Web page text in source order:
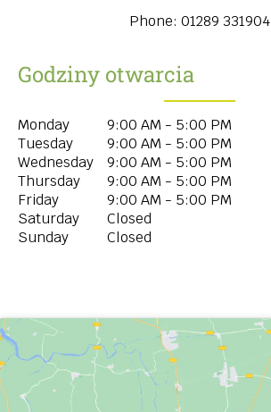
Phone: 01289 331904
Godziny otwarcia
Monday
9:00 AM - 5:00 PM
Tuesday
9:00 AM - 5:00 PM
Wednesday
9:00 AM - 5:00 PM
Thursday
9:00 AM - 5:00 PM
Friday
9:00 AM - 5:00 PM
Saturday
Closed
Sunday
Closed